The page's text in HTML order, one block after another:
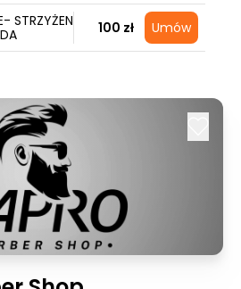
STRZYŻEN
100 zł Umów